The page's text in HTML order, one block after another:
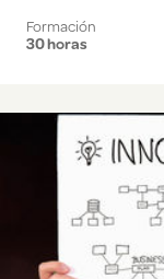
Formación
30 horas